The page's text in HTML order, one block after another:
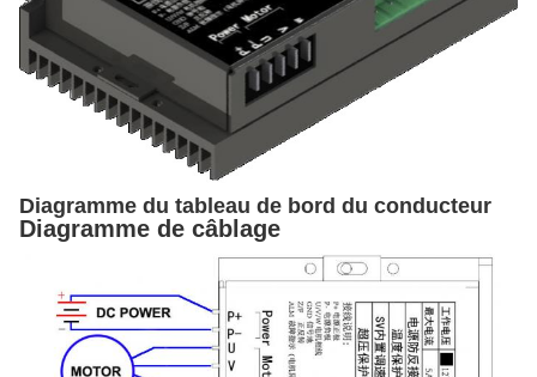
Diagramme du tableau de bord du conducteur
Diagramme de câblage